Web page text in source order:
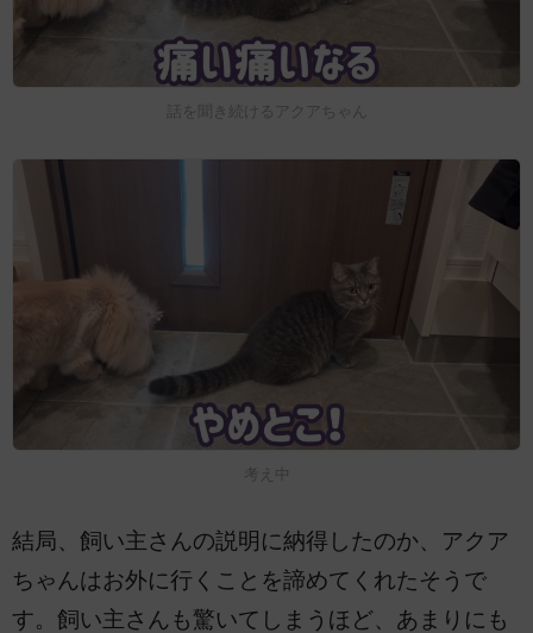
話を聞き続けるアクアちゃん
考え中
結局、飼い主さんの説明に納得したのか、アクア
ちゃんはお外に行くことを諦めてくれたそうで
す。飼い主さんも驚いてしまうほど、あまりにも